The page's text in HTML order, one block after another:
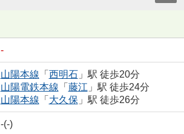
-
山陽本線 「 西明石」駅 徒歩20分
山陽電鉄本線 「 藤江 」駅 徒歩24分
山陽本線 「 大久保 」駅 徒歩26分
-(-)